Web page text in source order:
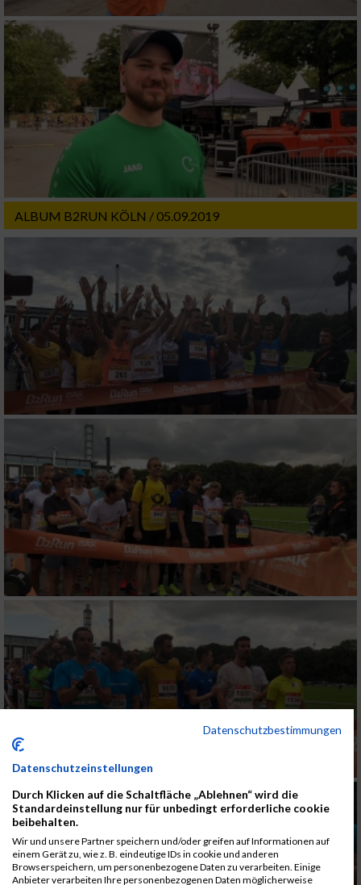
ALBUM B2RUN KÖLN / 05.09.2019
Datenschutzbestimmungen
Datenschutzeinstellungen
Durch Klicken auf die Schaltfläche „Ablehnen“ wird die
Standardeinstellung nur für unbedingt erforderliche cookie
beibehalten.
Wir und unsere Partner speichern und/oder greifen auf Informationen auf
einem Gerät zu, wie z. B. eindeutige IDs in cookie und anderen
Browserspeichern, um personenbezogene Daten zu verarbeiten. Einige
Anbieter verarbeiten Ihre personenbezogenen Daten möglicherweise